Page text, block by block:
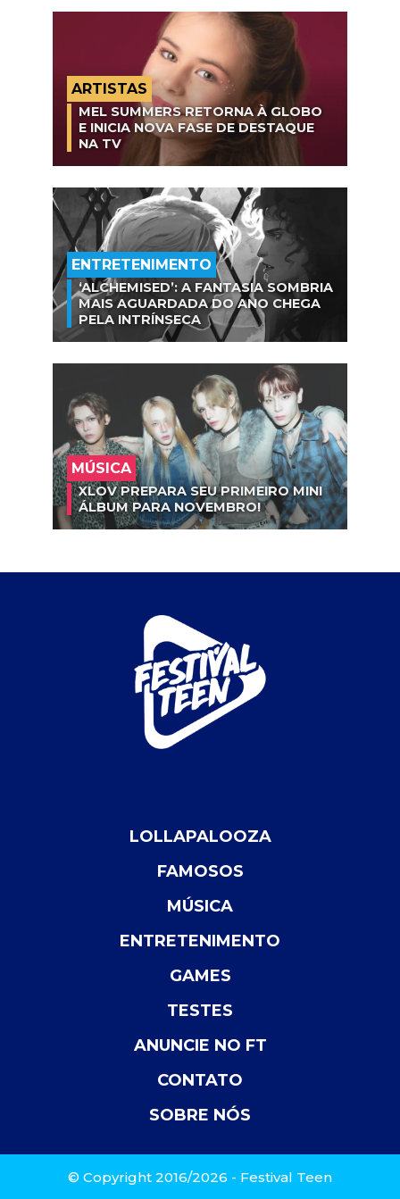
ARTISTAS
MEL SUMMERS RETORNA À GLOBO
E INICIA NOVA FASE DE DESTAQUE
NA TV
ENTRETENIMENTO
‘ALCHEMISED’: A FANTASIA SOMBRIA
MAIS AGUARDADA DO ANO CHEGA
PELA INTRÍNSECA
MÚSICA
XLOV PREPARA SEU PRIMEIRO MINI
ÁLBUM PARA NOVEMBRO!
LOLLAPALOOZA
FAMOSOS
MÚSICA
ENTRETENIMENTO
GAMES
TESTES
ANUNCIE NO FT
CONTATO
SOBRE NÓS
© Copyright 2016/2026 - Festival Teen